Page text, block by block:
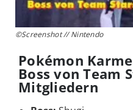
©Screenshot // Nintendo
Pokémon
Boss von Team
Mitgliedern